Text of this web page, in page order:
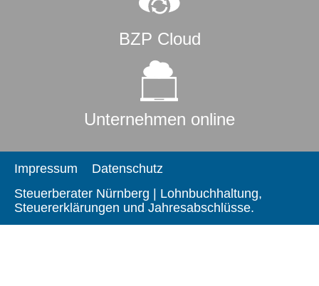
BZP Cloud
Unternehmen online
Impressum
Datenschutz
Steuerberater Nürnberg | Lohnbuchhaltung,
Steuererklärungen und Jahresabschlüsse.